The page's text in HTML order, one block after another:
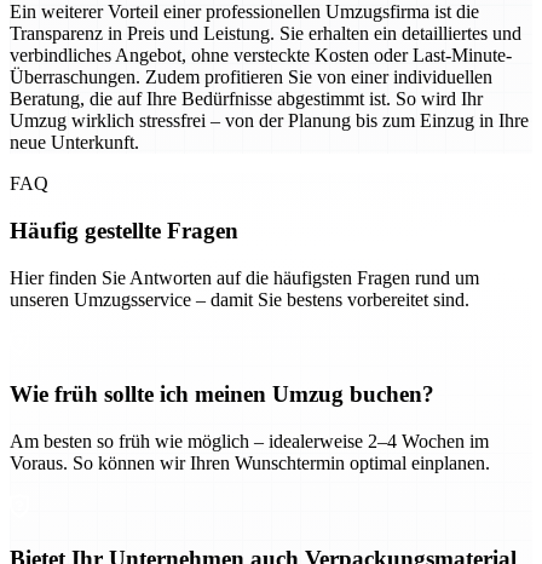
Ein weiterer Vorteil einer professionellen Umzugsfirma ist die
Transparenz in Preis und Leistung. Sie erhalten ein detailliertes und
verbindliches Angebot, ohne versteckte Kosten oder Last-Minute-
Überraschungen. Zudem profitieren Sie von einer individuellen
Beratung, die auf Ihre Bedürfnisse abgestimmt ist. So wird Ihr
Umzug wirklich stressfrei – von der Planung bis zum Einzug in Ihre
neue Unterkunft.
FAQ
Häufig gestellte Fragen
Hier finden Sie Antworten auf die häufigsten Fragen rund um
unseren Umzugsservice – damit Sie bestens vorbereitet sind.
Wie früh sollte ich meinen Umzug buchen?
Am besten so früh wie möglich – idealerweise 2–4 Wochen im
Voraus. So können wir Ihren Wunschtermin optimal einplanen.
Bietet Ihr Unternehmen auch Verpackungsmaterial